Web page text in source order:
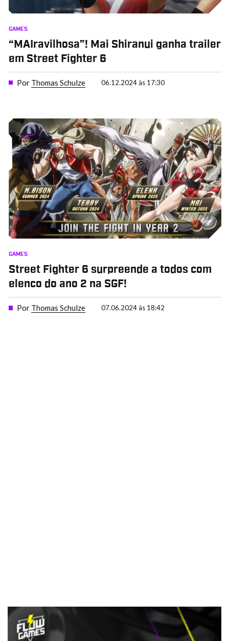
GAMES
“MAIravilhosa”! Mai Shiranui ganha trailer
em Street Fighter 6
Por Thomas Schulze 06.12.2024 às 17:30
GAMES
Street Fighter 6 surpreende a todos com
elenco do ano 2 na SGF!
Por Thomas Schulze 07.06.2024 às 18:42